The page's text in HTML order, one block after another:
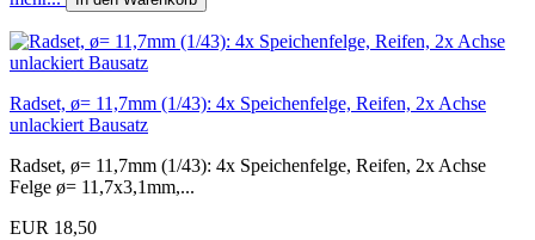
Radset, ø= 11,7mm (1/43): 4x Speichenfelge, Reifen, 2x Achse
unlackiert Bausatz
Radset, ø= 11,7mm (1/43): 4x Speichenfelge, Reifen, 2x Achse
Felge ø= 11,7x3,1mm,...
EUR 18,50